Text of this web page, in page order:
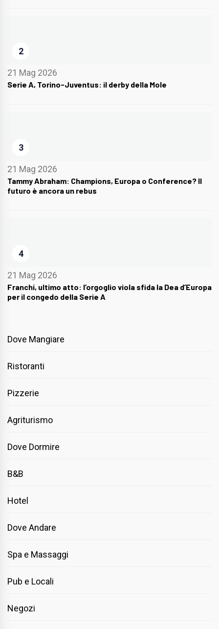
2
21 Mag 2026
Serie A, Torino-Juventus: il derby della Mole
3
21 Mag 2026
Tammy Abraham: Champions, Europa o Conference? Il
futuro è ancora un rebus
4
21 Mag 2026
Franchi, ultimo atto: l’orgoglio viola sfida la Dea d’Europa
per il congedo della Serie A
Dove Mangiare
Ristoranti
Pizzerie
Agriturismo
Dove Dormire
B&B
Hotel
Dove Andare
Spa e Massaggi
Pub e Locali
Negozi